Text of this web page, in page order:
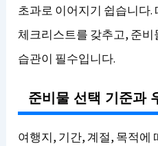
초과로 이어지기 쉽습니다.
체크리스트를 갖추고, 준
습관이 필수입니다.
준비물 선택 기준과
여행지, 기간, 계절, 목적에